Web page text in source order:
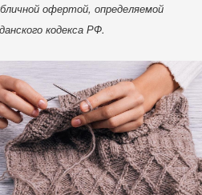
офертой, определяемой
кодекса РФ.